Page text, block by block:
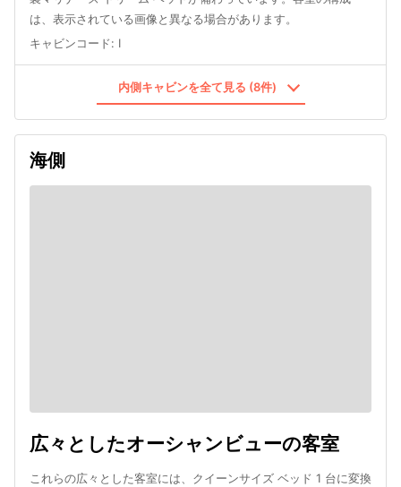
は、表示されている画像と異なる場合があります。
キャビンコード: I
内側キャビンを全て見る (8件)
海側
広々としたオーシャンビューの客室
これらの広々とした客室には、クイーンサイズ ベッド 1 台に変換